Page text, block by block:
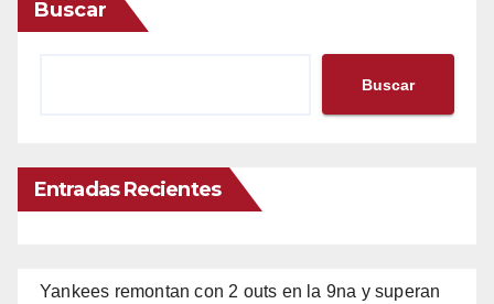
Buscar
Buscar
Entradas Recientes
Yankees remontan con 2 outs en la 9na y superan